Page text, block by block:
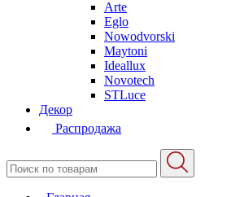
Arte
Eglo
Nowodvorski
Maytoni
Ideallux
Novotech
STLuce
Декор
Распродажа